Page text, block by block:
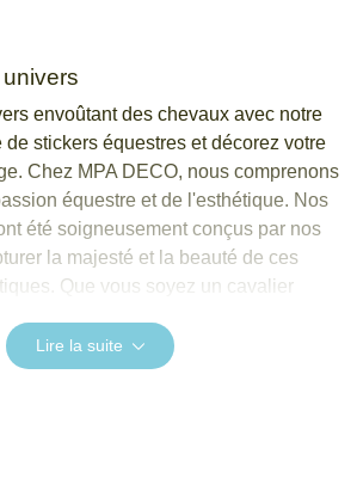
envoûtant des chevaux avec notre
stickers équestres et décorez votre
Chez MPA DECO, nous comprenons
équestre et de l'esthétique. Nos
été soigneusement conçus par nos
la majesté et la beauté de ces
Que vous soyez un cavalier
originale, nos autocollants
idéal pour ajouter une touche
Lire la suite